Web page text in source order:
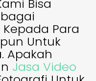
Bisa
Para
Untuk
Apakah
Jasa Video